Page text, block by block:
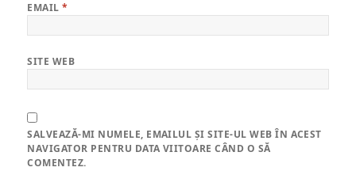
EMAIL*
SITE WEB
SALVEAZĂ-MI NUMELE, EMAILUL ȘI SITE-UL WEB ÎN ACEST
NAVIGATOR PENTRU DATA VIITOARE CÂND O SĂ
COMENTEZ.